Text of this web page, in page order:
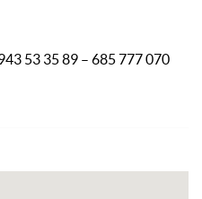
53 35 89 – 685 777 070